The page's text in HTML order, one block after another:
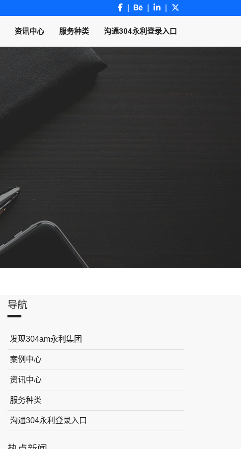
资讯中心 服务种类 沟通304永利登录入口
导航
发现304am永利集团
案例中心
资讯中心
服务种类
沟通304永利登录入口